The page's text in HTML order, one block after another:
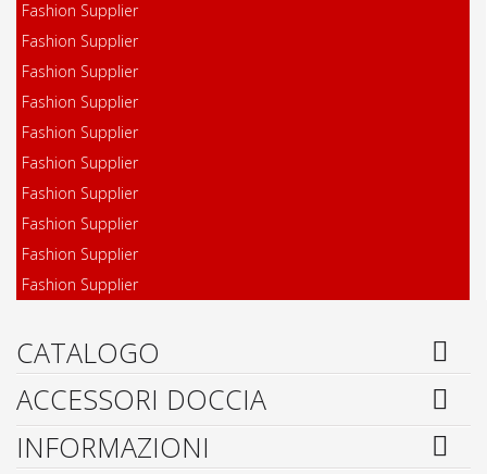
Fashion Supplier
Fashion Supplier
Fashion Supplier
Fashion Supplier
Fashion Supplier
Fashion Supplier
Fashion Supplier
Fashion Supplier
Fashion Supplier
Fashion Supplier
CATALOGO
ACCESSORI DOCCIA
INFORMAZIONI